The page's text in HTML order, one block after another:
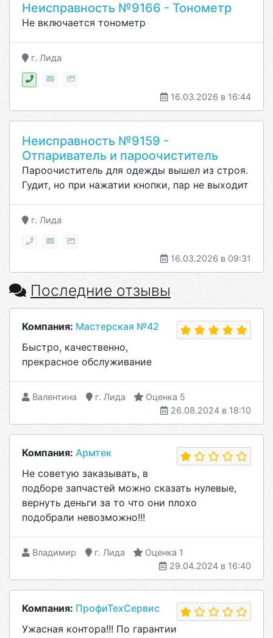
Неисправность №9166 - Тонометр
Не включается тонометр
г. Лида
16.03.2026 в 16:44
Неисправность №9159 -
Отпариватель и пароочиститель
Пароочиститель для одежды вышел из строя.
Гудит, но при нажатии кнопки, пар не выходит
г. Лида
16.03.2026 в 09:31
Последние отзывы
Компания: Мастерская №42
Быстро, качественно,
прекрасное обслуживание
Валентина г. Лида
Оценка 5
26.08.2024 в 18:10
Компания: Армтек
Не советую заказывать, в
подборе запчастей можно сказать нулевые,
вернуть деньги за то что они плохо
подобрали невозможно!!!
Владимир г. Лида
Оценка 1
29.04.2024 в 16:40
Компания: ПрофиТехСервис
Ужасная контора!!! По гарантии